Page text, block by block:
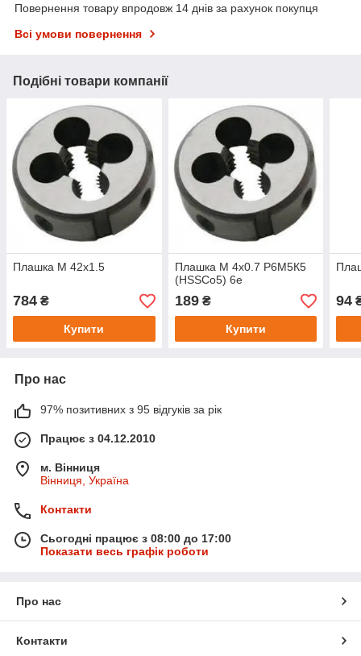
Повернення товару впродовж 14 днів за рахунок покупця
Всі умови повернення
Подібні товари компанії
Плашка М 42х1.5
784 ₴
Купити
Плашка М 4х0.7 Р6М5К5
(HSSCo5) 6e
189₴
Купити
94
Про нас
97% позитивних з 95 відгуків за рік
Працює з 04.12.2010
м. Вінниця
Вінниця, Україна
Контакти
Сьогодні працює з 08:00 до 17:00
Показати весь графік роботи
Про нас
Контакти